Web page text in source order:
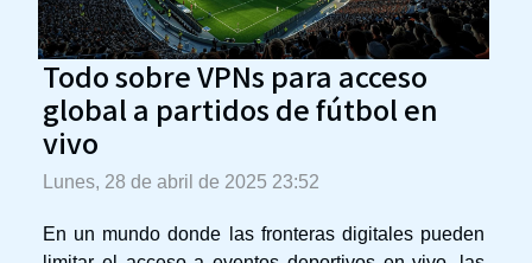
Todo sobre VPNs para acceso
global a partidos de fútbol en
vivo
Lunes, 28 de abril de 2025 23:52
En un mundo donde las fronteras digitales pueden